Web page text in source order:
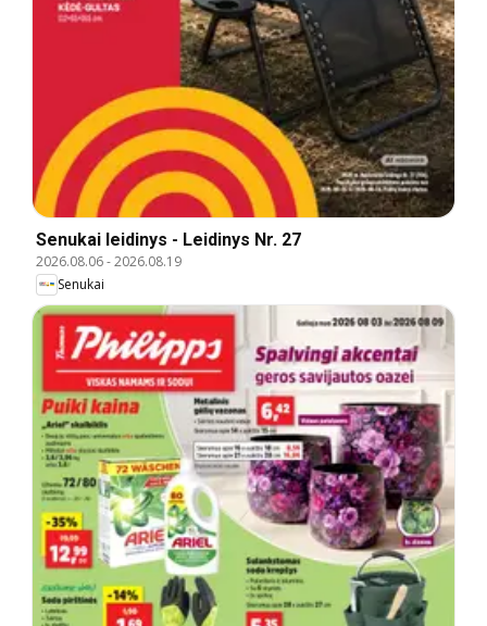
Senukai leidinys - Leidinys Nr. 27
2026.08.06-2026.08.19
Senukai